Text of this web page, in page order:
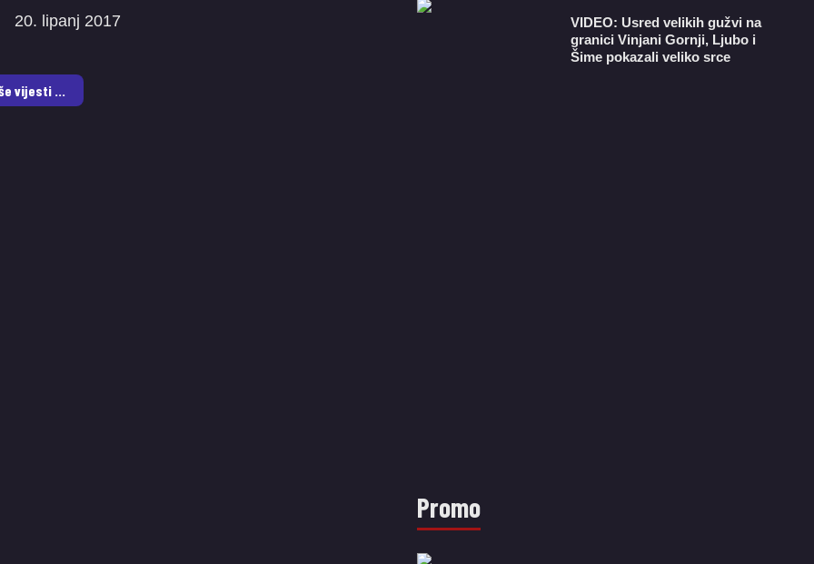
20. lipanj 2017
vijesti ...
VIDEO: Usred velikih gužvi na
granici Vinjani Gornji, Ljubo i
Šime pokazali veliko srce
Promo